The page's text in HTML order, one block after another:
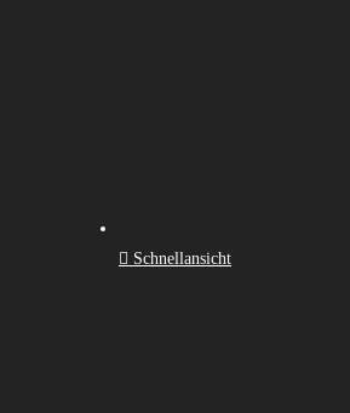
Schnellansicht